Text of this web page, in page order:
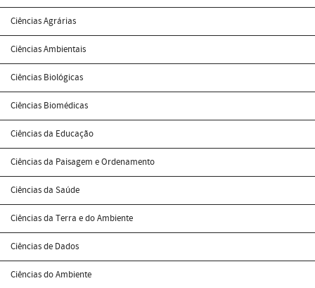
Ciências Agrárias
Ciências Ambientais
Ciências Biológicas
Ciências Biomédicas
Ciências da Educação
Ciências da Paisagem e Ordenamento
Ciências da Saúde
Ciências da Terra e do Ambiente
Ciências de Dados
Ciências do Ambiente